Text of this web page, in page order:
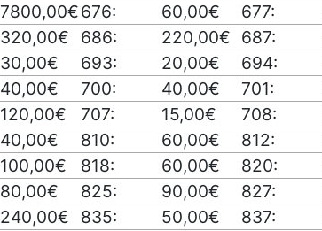
7800,00€676: 60,00€ 677:
320,00€ 686: 220,00€ 687:
30,00€ 693: 20,00€ 694:
40,00€ 700: 40,00€ 701:
120,00€ 707: 15,00€ 708:
40,00€ 810: 60,00€ 812:
100,00€ 818: 60,00€ 820:
80,00€ 825: 90,00€ 827:
240,00€ 835: 50,00€ 837: